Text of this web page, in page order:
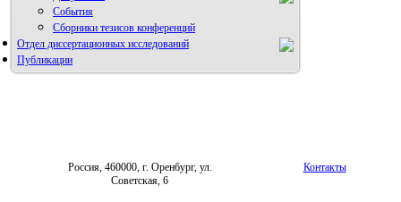
События
Сборники тезисов конференций
Отдел диссертационных исследований
Публикации
Россия, 460000, г. Оренбург, ул.
Советская, 6
Контакты